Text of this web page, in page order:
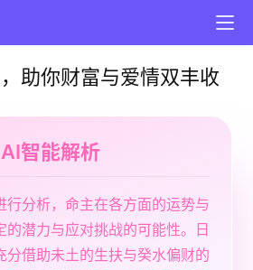
助你财富与爱情双丰收
AI智能解析
行分析，命主在各方面的运势与
的潜力与应对挑战的可能性。日
分借助未土的生扶与癸水偏财的